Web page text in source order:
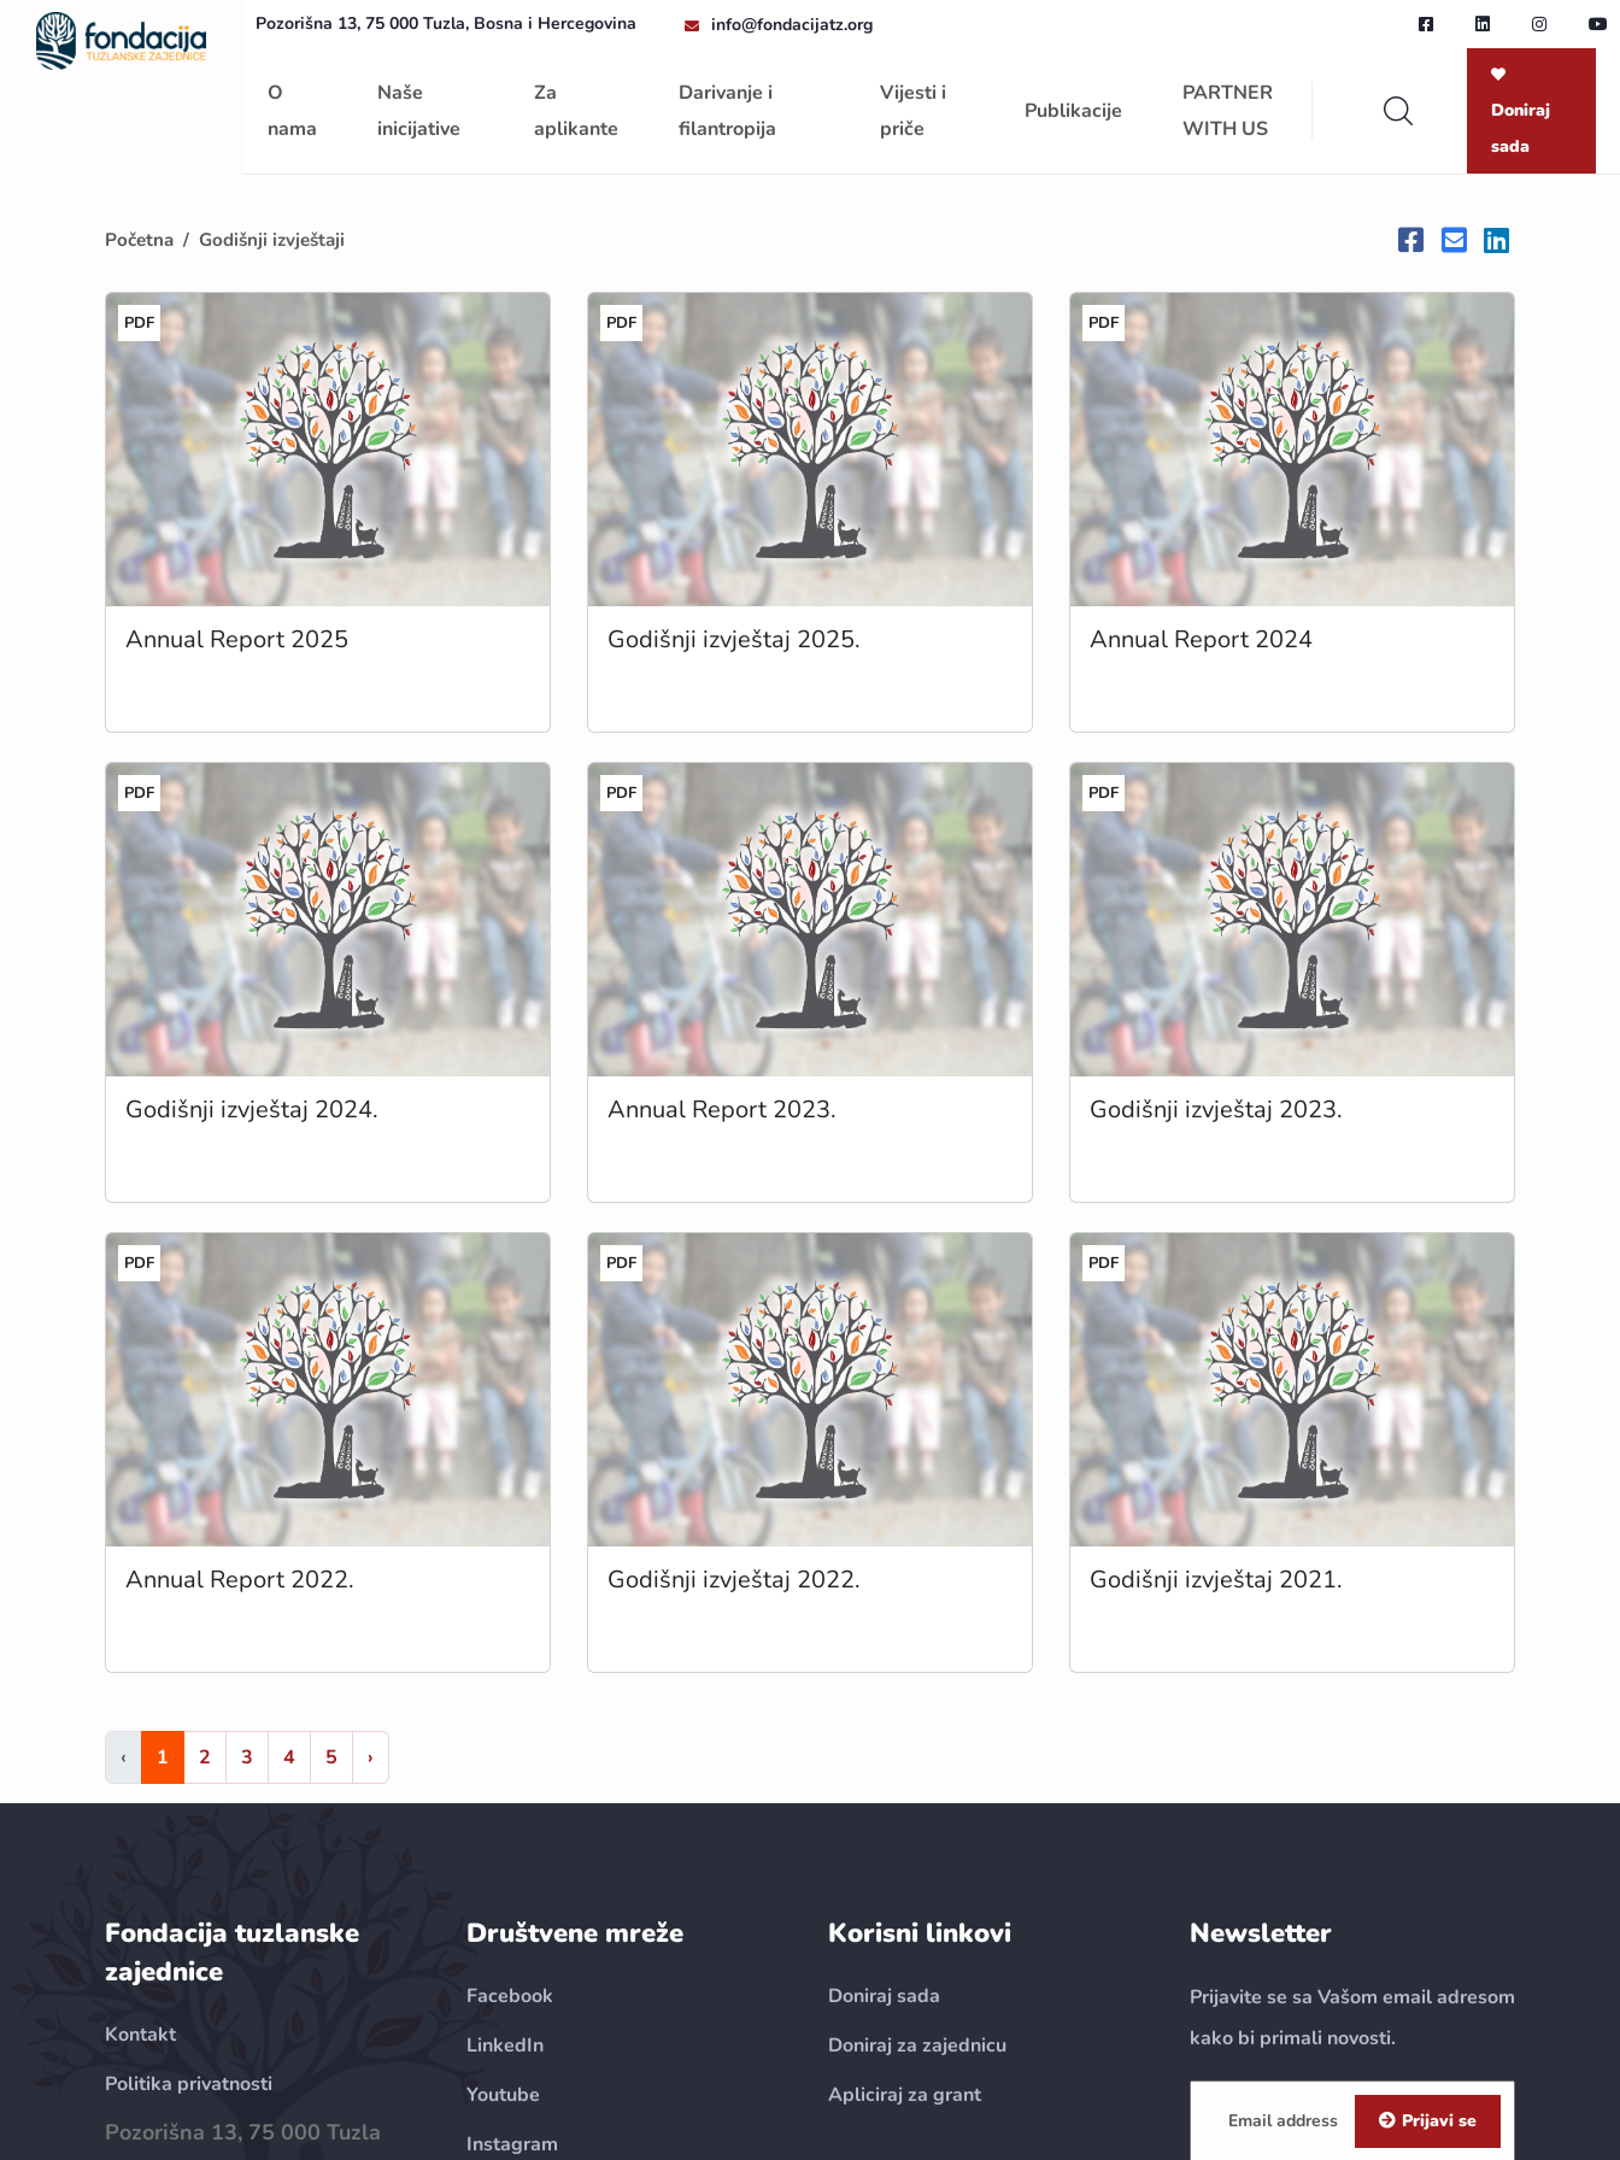
Početna Pozorišna 13, 75 000 Tuzla, Bosna i Hercegovina info@fondacijatz.org
O
nama
Naše
inicijative
Za
aplikante
Darivanje i
filantropija
Vijesti i
priče
Publikacije
PARTNER
WITH US
Doniraj
sada
Početna Godišnji izvještaji
PDF
Annual Report 2025
PDF
Godišnji izvještaj 2025.
PDF
Annual Report 2024
PDF
Godišnji izvještaj 2024.
PDF
Annual Report 2023.
PDF
Godišnji izvještaj 2023.
PDF
Annual Report 2022.
PDF
Godišnji izvještaj 2022.
PDF
Godišnji izvještaj 2021.
‹ 1 2 3 4 5 ›
Fondacija tuzlanske
zajednice
Kontakt
Politika privatnosti
Pozorišna 13, 75 000 Tuzla
Društvene mreže
Facebook
LinkedIn
Youtube
Instagram
Korisni linkovi
Doniraj sada
Doniraj za zajednicu
Apliciraj za grant
Newsletter
Prijavite se sa Vašom email adresom
kako bi primali novosti.
Prijavi se